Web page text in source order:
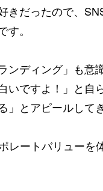
きだったので、
。
ンディング」も
いですよ！」と
」とアピールして
レートバリューを